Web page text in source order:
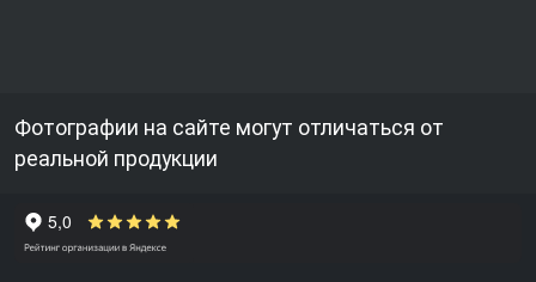
Фотографии на сайте могут отличаться от
реальной продукции